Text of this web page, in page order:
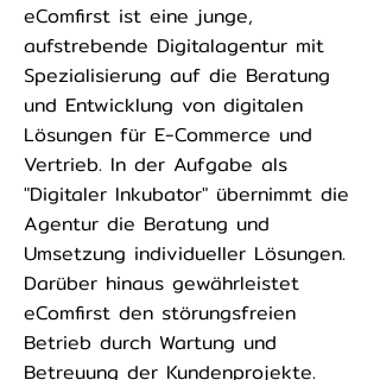
eComfirst ist eine junge,
aufstrebende Digitalagentur mit
Spezialisierung auf die Beratung
und Entwicklung von digitalen
Lösungen für E-Commerce und
Vertrieb. In der Aufgabe als
"Digitaler Inkubator" übernimmt die
Agentur die Beratung und
Umsetzung individueller Lösungen.
Darüber hinaus gewährleistet
eComfirst den störungsfreien
Betrieb durch Wartung und
Betreuung der Kundenprojekte.